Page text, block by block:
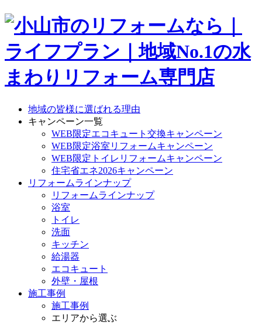
地域の皆様に選ばれる理由
キャンペーン一覧
WEB限定エコキュート交換キャンペーン
WEB限定浴室リフォームキャンペーン
WEB限定トイレリフォームキャンペーン
住宅省エネ2026キャンペーン
リフォームラインナップ
リフォームラインナップ
浴室
トイレ
洗面
キッチン
給湯器
エコキュート
外壁・屋根
施工事例
施工事例
エリアから選ぶ